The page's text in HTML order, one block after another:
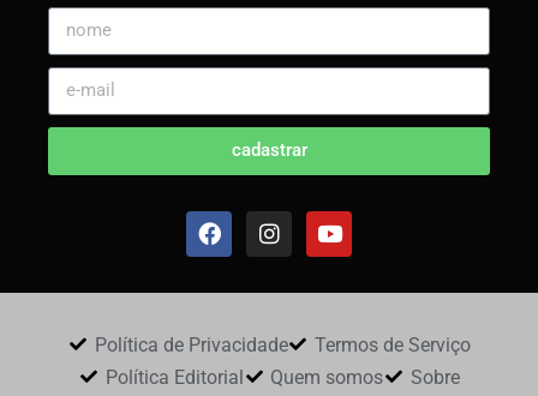
cadastrar
Política de Privacidade
Termos de Serviço
Política Editorial
Quem somos
Sobre